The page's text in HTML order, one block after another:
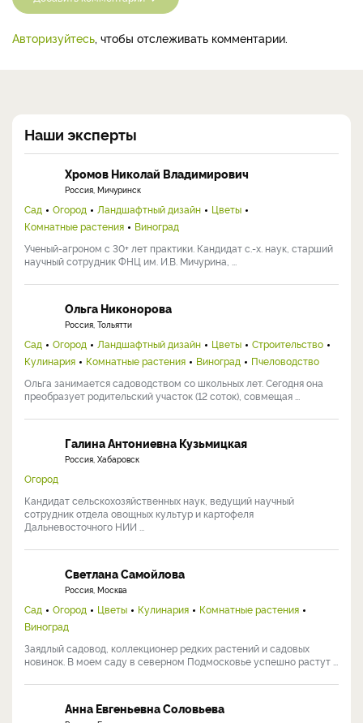
Авторизуйтесь, чтобы отслеживать комментарии.
Наши эксперты
Хромов Николай Владимирович
Россия, Мичуринск
Сад Огород Ландшафтный дизайн
Цветы
Комнатные растения
Виноград
Ученый-агроном с 30+ лет практики. Кандидат с.-х. наук, старший
научный сотрудник ФНЦ им. И.В. Мичурина, ...
Ольга Никонорова
Россия, Тольятти
Сад Огород Ландшафтный дизайн Цветы
Строительство
Кулинария
Комнатные растения Виноград
Пчеловодство
Ольга занимается садоводством со школьных лет. Сегодня она
преобразует родительский участок (12 соток), совмещая ...
Галина Антониевна Кузьмицкая
Россия, Хабаровск
Огород
Кандидат сельскохозяйственных наук, ведущий научный
сотрудник отдела овощных культур и картофеля
Дальневосточного НИИ ...
Светлана Самойлова
Россия, Москва
Сад Огород Цветы Кулинария
Комнатные растения
Виноград
Заядлый садовод, коллекционер редких растений и садовых
новинок. В моем саду в северном Подмосковье успешно растут ...
Анна Евгеньевна Соловьева